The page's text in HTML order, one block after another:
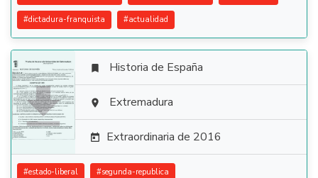
#dictadura-franquista #actualidad

 Historia de España
 Extremadura
 Extraordinaria de 2016
#estado-liberal #segunda-republica